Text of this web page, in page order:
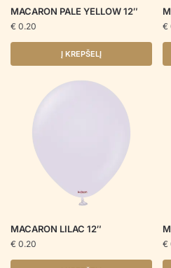
MACARON PALE YELLOW 12″
€ 0.20
Į KREPŠELĮ
€
MACARON LILAC 12″
€ 0.20 €